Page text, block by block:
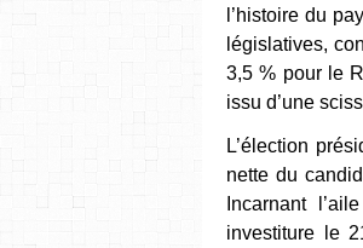
l’histoire du
législatives,
3,5 % pour le
issu d’une
L’élection
nette du
Incarnant
investiture le